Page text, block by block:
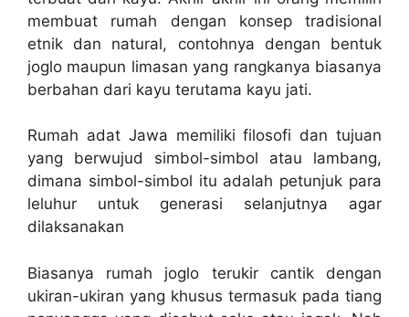
membuat rumah dengan konsep tradisional
etnik dan natural, contohnya dengan bentuk
joglo maupun limasan yang rangkanya biasanya
berbahan dari kayu terutama kayu jati.
Rumah adat Jawa memiliki filosofi dan tujuan
yang berwujud simbol-simbol atau lambang,
dimana simbol-simbol itu adalah petunjuk para
leluhur untuk generasi selanjutnya agar
dilaksanakan
Biasanya rumah joglo terukir cantik dengan
ukiran-ukiran yang khusus termasuk pada tiang